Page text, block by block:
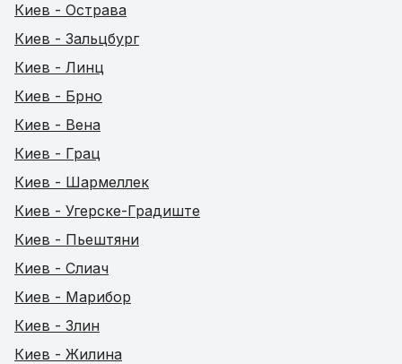
Киев - Острава
Киев - Зальцбург
Киев - Линц
Киев - Брно
Киев - Вена
Киев - Грац
Киев - Шармеллек
Киев - Угерске-Градиште
Киев - Пьештяни
Киев - Слиач
Киев - Марибор
Киев - Злин
Киев - Жилина